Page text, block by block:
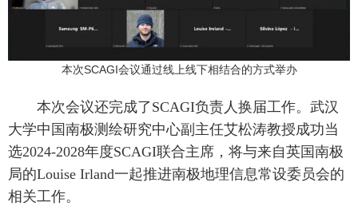
本次SCAGI会议通过线上线下相结合的方式举办
本次会议还完成了SCAGI负责人换届工作。 武汉
大学中国南极测绘研究中心副主任艾松涛教授成功当
选2024-2028年度SCAGI联合主席，将与来自英国南极
局的Louise Irland一起推进南极地理信息常设委员会的
相关工作。